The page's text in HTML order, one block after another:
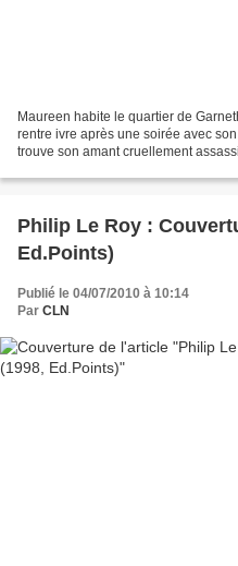
Maureen habite le quartier de
rentre ivre après une soirée avec
trouve son amant cruellement
Philip Le Roy :
Ed.Points)
Publié le 04/07/2010 à 10:14
Par CLN